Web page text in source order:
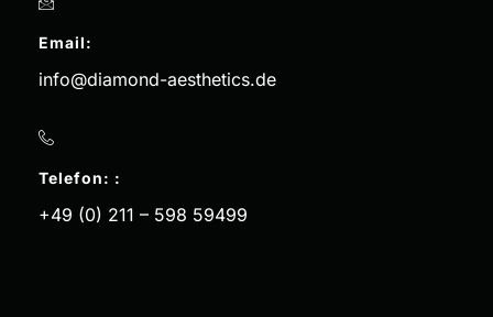
Email:
info@diamond-aesthetics.de
Telefon: :
+49 (0) 211 – 598 59499